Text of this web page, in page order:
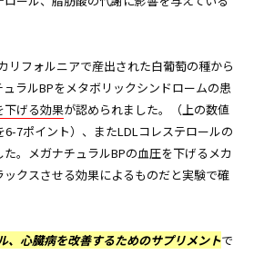
リフォルニアで産出された白葡萄の種から
ラルBPをメタボリックシンドロームの患
下げる効果が認められました。（上の数値
7ポイント）、またLDLコレステロールの
。メガナチュラルBPの血圧を下げるメカ
クスさせる効果によるものだと実験で確
、心臓病を改善するためのサプリメントで